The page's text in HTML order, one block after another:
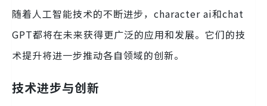
随着人工智能技术的不断进步，character ai和chat
GPT都将在未来获得更广泛的应用和发展。它们的技
术提升将进一步推动各自领域的创新。
技术进步与创新